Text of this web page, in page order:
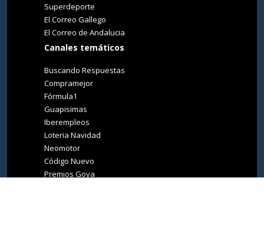
Superdeporte
El Correo Gallego
El Correo de Andalucia
Canales temáticos
Buscando Respuestas
Compramejor
Fórmula1
Guapisimas
Iberempleos
Loteria Navidad
Neomotor
Código Nuevo
Premios Goya